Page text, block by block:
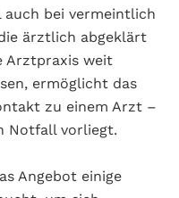
auch bei vermeintlich
ärztlich abgeklärt
Arztpraxis weit
ermöglicht das
zu einem Arzt –
Notfall vorliegt.
Angebot einige